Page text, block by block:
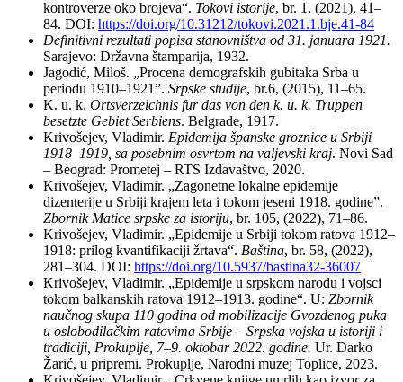
kontroverze oko brojeva“. Tokovi istorije, br. 1, (2021), 41–
84. DOI: https://doi.org/10.31212/tokovi.2021.1.bje.41-84
Definitivni rezultati popisa stanovništva od 31. januara 1921.
Sarajevo: Državna štamparija, 1932.
Jagodić, Miloš. „Procena demografskih gubitaka Srba u
periodu 1910–1921”. Srpske studije, br.6, (2015), 11–65.
K. u. k. Ortsverzeichnis fur das von den k. u. k. Truppen
besetzte Gebiet Serbiens. Belgrade, 1917.
Krivošejev, Vladimir. Epidemija španske groznice u Srbiji
1918–1919, sa posebnim osvrtom na valjevski kraj. Novi Sad
– Beograd: Prometej – RTS Izdavaštvo, 2020.
Krivošejev, Vladimir. „Zagonetne lokalne epidemije
dizenterije u Srbiji krajem leta i tokom jeseni 1918. godine”.
Zbornik Matice srpske za istoriju, br. 105, (2022), 71–86.
Krivošejev, Vladimir. „Epidemije u Srbiji tokom ratova 1912–
1918: prilog kvantifikaciji žrtava“. Baština, br. 58, (2022),
281–304. DOI: https://doi.org/10.5937/bastina32-36007
Krivošejev, Vladimir. „Epidemije u srpskom narodu i vojsci
tokom balkanskih ratova 1912–1913. godine“. U: Zbornik
naučnog skupa 110 godina od mobilizacije Gvozdenog puka
u oslobodilačkim ratovima Srbije – Srpska vojska u istoriji i
tradiciji, Prokuplje, 7–9. oktobar 2022. godine. Ur. Darko
Žarić, u pripremi. Prokuplje, Narodni muzej Toplice, 2023.